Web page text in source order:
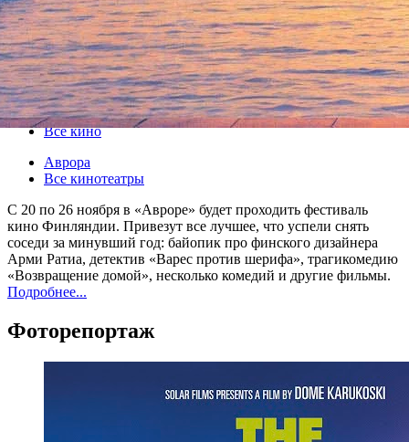
кино Финляндии
20 ноября 2015, пятница-26 ноября 2015, четверг
Версия для печати
Все кино
Аврора
Все кинотеатры
С 20 по 26 ноября в «Авроре» будет проходить фестиваль
кино Финляндии. Привезут все лучшее, что успели снять
соседи за минувший год: байопик про финского дизайнера
Арми Ратиа, детектив «Варес против шерифа», трагикомедию
«Возвращение домой», несколько комедий и другие фильмы.
Подробнее...
Фоторепортаж